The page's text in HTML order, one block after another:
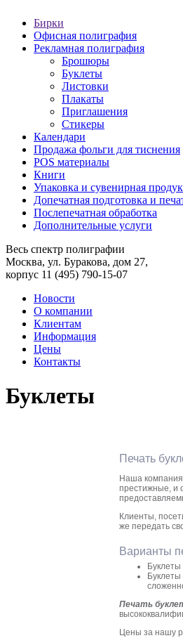
Бирки
Офисная полиграфия
Рекламная полиграфия
Брошюры
Буклеты
Листовки
Плакаты
Приглашения
Стикеры
Календари
Продажа фольги для тиснения
POS материалы
Книги
Упаковка и сувенирная
Допечатная подготовка и
Послепечатная обработка
Дополнительные услуги
Весь спектр полиграфии
Москва, ул. Буракова, дом 27,
корпус 11 (495) 790-15-07
Новости
О компании
Клиентам
Информация
Цены
Контакты
Буклеты
Печать
Наша компания
престижные, и
Клиенты,
же передать
Варианты
Буклеты
Печать
Цены за нашу